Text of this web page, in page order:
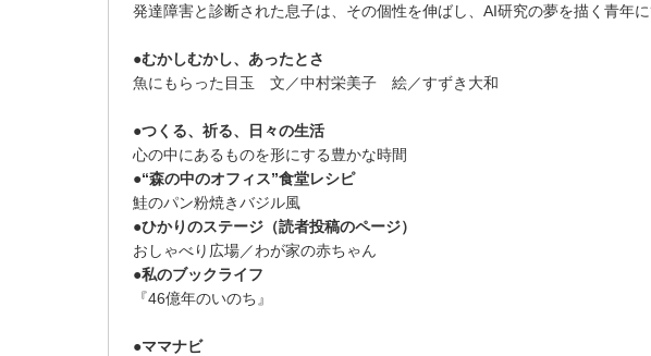
発達障害と診断された息子は、その個性を伸ばし、AI研究の夢を描く青年
●むかしむかし、あったとさ
魚にもらった目玉 文／中村栄美子 絵／すずき大和
●つくる、祈る、日々の生活
心の中にあるものを形にする豊かな時間
●“森の中のオフィス”食堂レシピ
鮭のパン粉焼きバジル風
●ひかりのステージ（読者投稿のページ）
おしゃべり広場／わが家の赤ちゃん
●私のブックライフ
『46億年のいのち』
●ママナビ